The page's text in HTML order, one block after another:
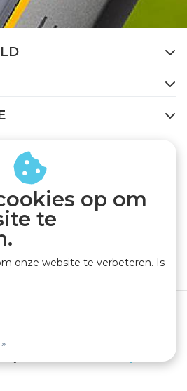
om op de hoogte te
op om
te
onze website te verbeteren. Is